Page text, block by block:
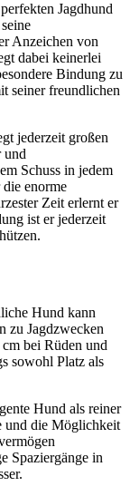
Jagdhund
Anzeichen von
dabei keinerlei
Bindung zu
seiner freundlichen
jederzeit großen
und
Schuss in jedem
enorme
Zeit erlernt er
ist er jederzeit
Hund kann
zu Jagdzwecken
bei Rüden und
sowohl Platz als
Hund als reiner
und die Möglichkeit
Spaziergänge in